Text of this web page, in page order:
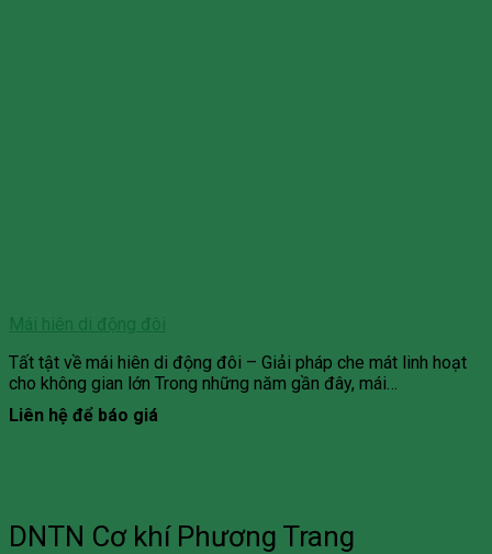
Mái hiên di động đôi
Tất tật về mái hiên di động đôi – Giải pháp che mát linh hoạt
cho không gian lớn Trong những năm gần đây, mái…
Liên hệ để báo giá
DNTN Cơ khí Phương Trang